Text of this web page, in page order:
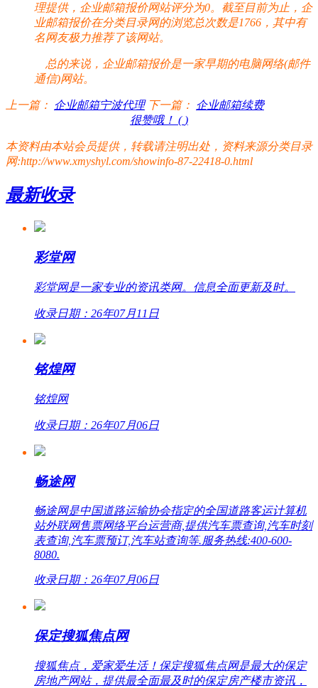
理提供，企业邮箱报价网站评分为0。截至目前为止，企
业邮箱报价在分类目录网的浏览总次数是1766，其中有
名网友极力推荐了该网站。
总的来说，企业邮箱报价是一家早期的电脑网络(邮件
通信)网站。
上一篇： 企业邮箱宁波代理 下一篇：
企业邮箱续费
很赞哦！ ( )
本资料由本站会员提供，转载请注明出处，资料来源分类目录
网:http://www.xmyshyl.com/showinfo-87-22418-0.html
最新收录
彩堂网
彩堂网是一家专业的资讯类网。信息全面更新及时。
收录日期：26年07月11日
铭煌网
铭煌网
收录日期：26年07月06日
畅途网
畅途网是中国道路运输协会指定的全国道路客运计算机
站外联网售票网络平台运营商,提供汽车票查询,汽车时刻
表查询,汽车票预订,汽车站查询等.服务热线:400-600-
8080.
收录日期：26年07月06日
保定搜狐焦点网
搜狐焦点，爱家爱生活！保定搜狐焦点网是最大的保定
房地产网站，提供最全面最及时的保定房产楼市资讯，